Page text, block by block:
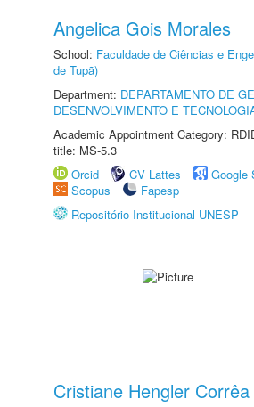
Angelica Gois Morales
School: Faculdade de Ciências e
de Tupã)
Department: DEPARTAMENTO DE
DESENVOLVIMENTO E
Academic Appointment Category:
title: MS-5.3
Orcid
CV Lattes
Google
Scopus
Fapesp
Repositório Institucional UNESP
Cristiane Hengler